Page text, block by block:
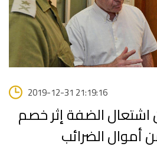
2019-12-31 21:19:16
اشتعال الضفة إثر خصم
أموال الضرائب